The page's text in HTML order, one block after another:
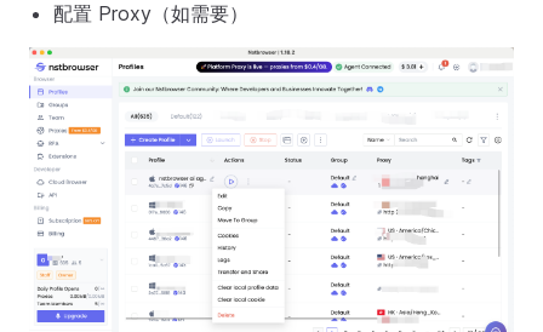
配置 Proxy（如需要）